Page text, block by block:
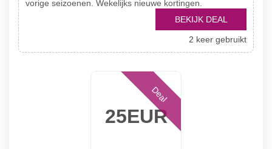
vorige seizoenen. Wekelijks nieuwe kortingen.
BEKIJK DEAL
2 keer gebruikt
25EUR
Deal